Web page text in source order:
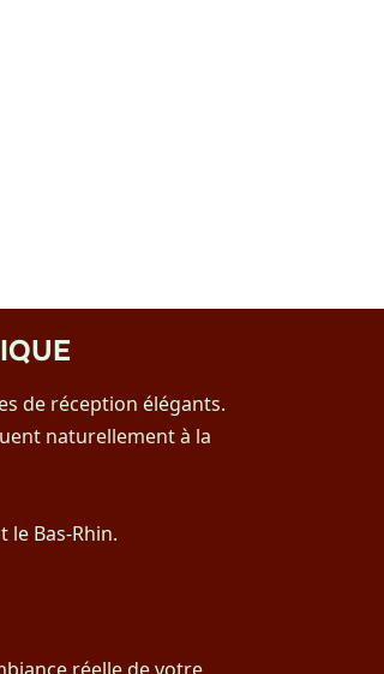
de réception élégants.
naturellement à la
Bas-Rhin.